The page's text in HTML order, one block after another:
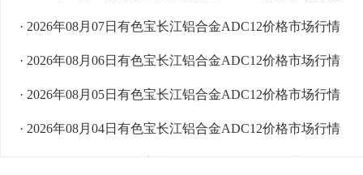
· 2026年08月07日有色宝长江铝合金ADC12价格市场行情
· 2026年08月06日有色宝长江铝合金ADC12价格市场行情
· 2026年08月05日有色宝长江铝合金ADC12价格市场行情
· 2026年08月04日有色宝长江铝合金ADC12价格市场行情